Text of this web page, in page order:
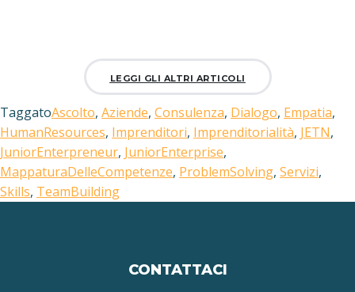
LEGGI GLI ALTRI ARTICOLI
TaggatoAscolto, Aziende, Consulenza, Dialogo, Empatia,
HumanResources, Imprenditori, Imprenditorialità, JETN,
JuniorEnterpreneur, JuniorEnterprise,
MappaturaDelleCompetenze, ProblemSolving, Servizi,
Skills, TeamBuilding
CONTATTACI